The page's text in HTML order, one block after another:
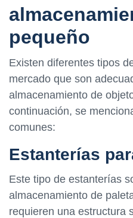
pequeño
Existen diferentes tipos
mercado que son
almacenamiento de
continuación, se
comunes:
Estanterías
Este tipo de estanterías
almacenamiento de
requieren una estructura